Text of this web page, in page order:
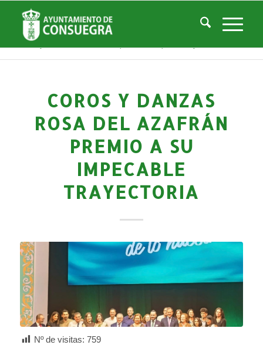
Noticias
Usted está aquí: Inicio / Noticias Cultura /
Actividades culturales y educativas
COROS Y DANZAS
ROSA DEL AZAFRÁN
PREMIO A SU
IMPECABLE
TRAYECTORIA
Nº de visitas: 759